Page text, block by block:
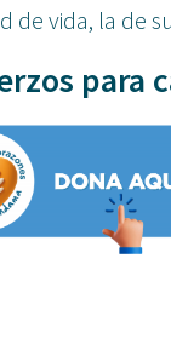
vida, la de
para